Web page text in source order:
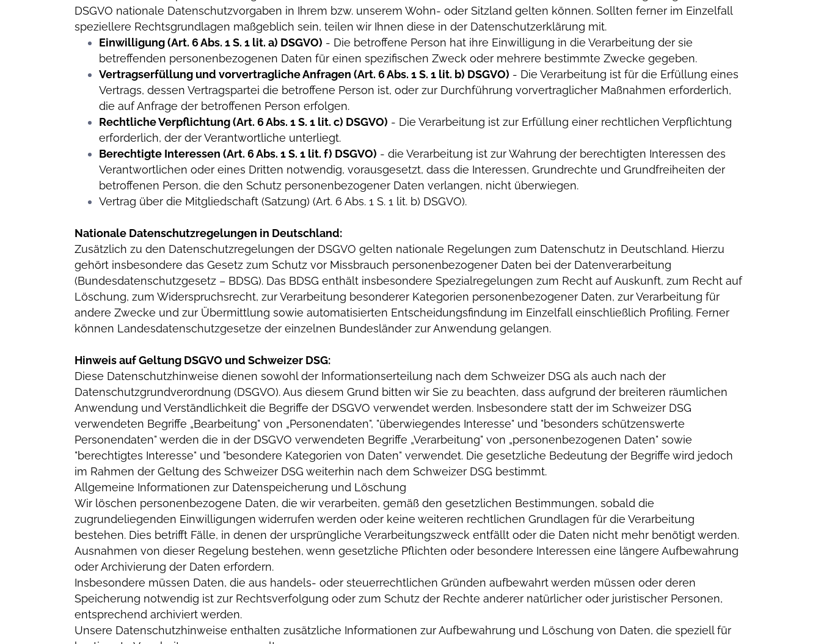
DSGVO nationale Datenschutzvorgaben in Ihrem bzw. unserem Wohn- oder Sitzland gelten können. Sollten ferner im Einzelfall
speziellere Rechtsgrundlagen maßgeblich sein, teilen wir Ihnen diese in der Datenschutzerklärung mit.
Einwilligung (Art. 6 Abs. 1 S. 1 lit. a) DSGVO) - Die betroffene Person hat ihre Einwilligung in die Verarbeitung der sie
betreffenden personenbezogenen Daten für einen spezifischen Zweck oder mehrere bestimmte Zwecke gegeben.
Vertragserfüllung und vorvertragliche Anfragen (Art. 6 Abs. 1 S. 1 lit. b) DSGVO) - Die Verarbeitung ist für die Erfüllung eines
Vertrags, dessen Vertragspartei die betroffene Person ist, oder zur Durchführung vorvertraglicher Maßnahmen erforderlich,
die auf Anfrage der betroffenen Person erfolgen.
Rechtliche Verpflichtung (Art. 6 Abs. 1 S. 1 lit. c) DSGVO) - Die Verarbeitung ist zur Erfüllung einer rechtlichen Verpflichtung
erforderlich, der der Verantwortliche unterliegt.
Berechtigte Interessen (Art. 6 Abs. 1 S. 1 lit. f) DSGVO) - die Verarbeitung ist zur Wahrung der berechtigten Interessen des
Verantwortlichen oder eines Dritten notwendig, vorausgesetzt, dass die Interessen, Grundrechte und Grundfreiheiten der
betroffenen Person, die den Schutz personenbezogener Daten verlangen, nicht überwiegen.
Vertrag über die Mitgliedschaft (Satzung) (Art. 6 Abs. 1 S. 1 lit. b) DSGVO).
Nationale Datenschutzregelungen in Deutschland:
Zusätzlich zu den Datenschutzregelungen der DSGVO gelten nationale Regelungen zum Datenschutz in Deutschland. Hierzu
gehört insbesondere das Gesetz zum Schutz vor Missbrauch personenbezogener Daten bei der Datenverarbeitung
(Bundesdatenschutzgesetz – BDSG). Das BDSG enthält insbesondere Spezialregelungen zum Recht auf Auskunft, zum Recht auf
Löschung, zum Widerspruchsrecht, zur Verarbeitung besonderer Kategorien personenbezogener Daten, zur Verarbeitung für
andere Zwecke und zur Übermittlung sowie automatisierten Entscheidungsfindung im Einzelfall einschließlich Profiling. Ferner
können Landesdatenschutzgesetze der einzelnen Bundesländer zur Anwendung gelangen.
Hinweis auf Geltung DSGVO und Schweizer DSG:
Diese Datenschutzhinweise dienen sowohl der Informationserteilung nach dem Schweizer DSG als auch nach der
Datenschutzgrundverordnung (DSGVO). Aus diesem Grund bitten wir Sie zu beachten, dass aufgrund der breiteren räumlichen
Anwendung und Verständlichkeit die Begriffe der DSGVO verwendet werden. Insbesondere statt der im Schweizer DSG
verwendeten Begriffe „Bearbeitung" von „Personendaten", "überwiegendes Interesse" und "besonders schützenswerte
Personendaten" werden die in der DSGVO verwendeten Begriffe „Verarbeitung" von „personenbezogenen Daten" sowie
"berechtigtes Interesse" und "besondere Kategorien von Daten" verwendet. Die gesetzliche Bedeutung der Begriffe wird jedoch
im Rahmen der Geltung des Schweizer DSG weiterhin nach dem Schweizer DSG bestimmt.
Allgemeine Informationen zur Datenspeicherung und Löschung
Wir löschen personenbezogene Daten, die wir verarbeiten, gemäß den gesetzlichen Bestimmungen, sobald die
zugrundeliegenden Einwilligungen widerrufen werden oder keine weiteren rechtlichen Grundlagen für die Verarbeitung
bestehen. Dies betrifft Fälle, in denen der ursprüngliche Verarbeitungszweck entfällt oder die Daten nicht mehr benötigt werden.
Ausnahmen von dieser Regelung bestehen, wenn gesetzliche Pflichten oder besondere Interessen eine längere Aufbewahrung
oder Archivierung der Daten erfordern.
Insbesondere müssen Daten, die aus handels- oder steuerrechtlichen Gründen aufbewahrt werden müssen oder deren
Speicherung notwendig ist zur Rechtsverfolgung oder zum Schutz der Rechte anderer natürlicher oder juristischer Personen,
entsprechend archiviert werden.
Unsere Datenschutzhinweise enthalten zusätzliche Informationen zur Aufbewahrung und Löschung von Daten, die speziell für